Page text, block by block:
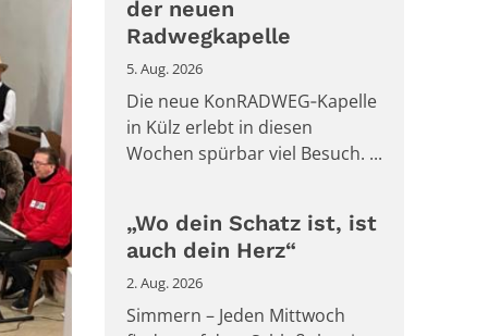
der neuen
Radwegkapelle
5. Aug. 2026
Die neue KonRADWEG‑Kapelle
in Külz erlebt in diesen
Wochen spürbar viel Besuch. ...
„Wo dein Schatz ist, ist
auch dein Herz“
2. Aug. 2026
Simmern – Jeden Mittwoch